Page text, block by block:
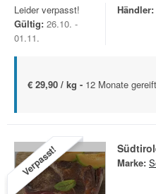
Leider verpasst!
Gültig: 26.10. -
01.11.
Händler:
€ 29,90 / kg - 12 Monate
Verpasst! Marke: